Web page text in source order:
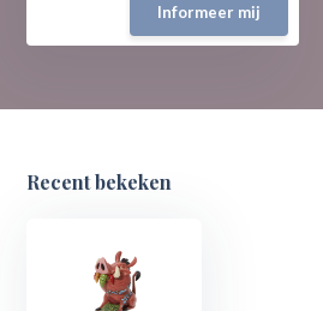
Informeer mij
Recent bekeken